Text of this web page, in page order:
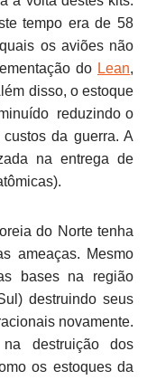
tempo era de 58
os aviões não
do Lean,
disso, o estoque
reduzindo o
da guerra. A
na entrega de
do Norte tenha
ameaças. Mesmo
bases na região
destruindo seus
novamente.
destruição dos
os estoques da